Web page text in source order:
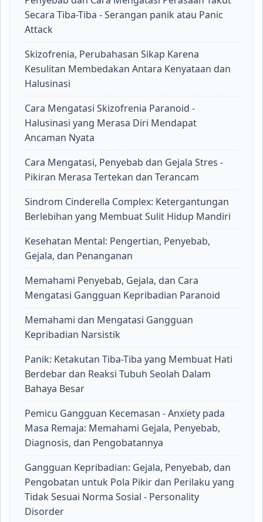
Secara Tiba-Tiba - Serangan panik atau Panic
Attack
Skizofrenia, Perubahasan Sikap Karena
Kesulitan Membedakan Antara Kenyataan dan
Halusinasi
Cara Mengatasi Skizofrenia Paranoid -
Halusinasi yang Merasa Diri Mendapat
Ancaman Nyata
Cara Mengatasi, Penyebab dan Gejala Stres -
Pikiran Merasa Tertekan dan Terancam
Sindrom Cinderella Complex: Ketergantungan
Berlebihan yang Membuat Sulit Hidup Mandiri
Kesehatan Mental: Pengertian, Penyebab,
Gejala, dan Penanganan
Memahami Penyebab, Gejala, dan Cara
Mengatasi Gangguan Kepribadian Paranoid
Memahami dan Mengatasi Gangguan
Kepribadian Narsistik
Panik: Ketakutan Tiba-Tiba yang Membuat Hati
Berdebar dan Reaksi Tubuh Seolah Dalam
Bahaya Besar
Pemicu Gangguan Kecemasan - Anxiety pada
Masa Remaja: Memahami Gejala, Penyebab,
Diagnosis, dan Pengobatannya
Gangguan Kepribadian: Gejala, Penyebab, dan
Pengobatan untuk Pola Pikir dan Perilaku yang
Tidak Sesuai Norma Sosial - Personality
Disorder